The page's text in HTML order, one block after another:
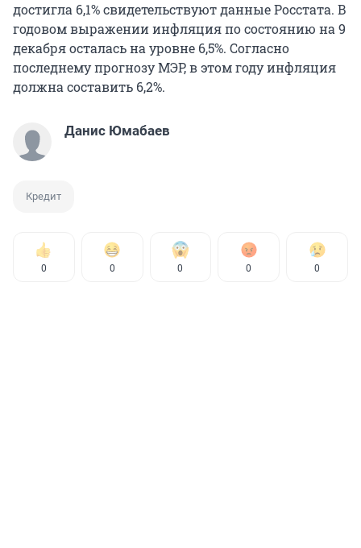
достигла 6,1% свидетельствуют данные Росстата. В
годовом выражении инфляция по состоянию на 9
декабря осталась на уровне 6,5%. Согласно
последнему прогнозу МЭР, в этом году инфляция
должна составить 6,2%.
Данис Юмабаев
Кредит
0 0 0 0 0